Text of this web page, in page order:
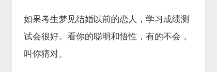
如果考生梦见结婚以前的恋人，学习成绩测
试会很好。看你的聪明和悟性，有的不会，
叫你猜对。